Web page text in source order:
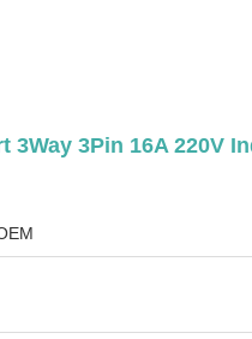
3Way 3Pin 16A 220V